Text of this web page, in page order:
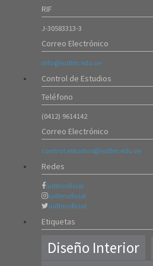
DISEÑO INTERIOR
20/Ago/2025
SEGURO ESTUDIANTIL
05/Nov/2024
01/Nov/2023
PLATAFORMA VIRTUAL
04/Oct/2023
RIF
J-30583313-3
Correo Electrónico
info@iudlm.edu.ve
Control de Estudios
Teléfono
(0412) 9614142
Correo Electrónico
control.estudios@iudlm.edu.ve
Redes
iudlmoficial
iudlmoficial
iudlmoficial
Etiquetas
Diseño Interior